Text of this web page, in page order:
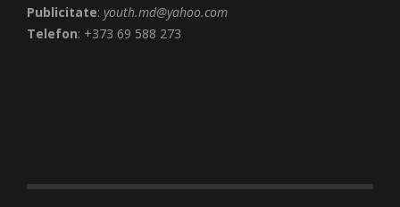
Publicitate: youth.md@yahoo.com
Telefon: +373 69 588 273